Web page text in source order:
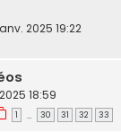
2025 19:22
18:59
1 … 30 31 32 33